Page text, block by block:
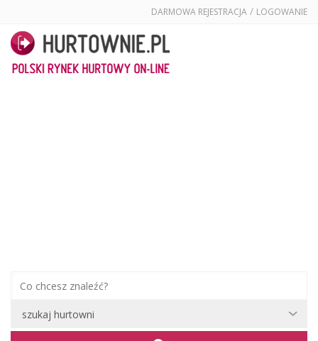
DARMOWA REJESTRACJA / LOGOWANIE